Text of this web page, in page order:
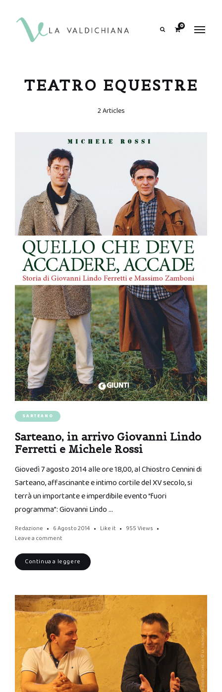
0
TEATRO EQUESTRE
2 Articles
SARTEANO
Sarteano, in arrivo Giovanni Lindo
Ferretti e Michele Rossi
Giovedì 7 agosto 2014 alle ore 18,00, al Chiostro Cennini di
Sarteano, affascinante e intimo cortile del XV secolo, si
terrà un importante e imperdibile evento “fuori
programma”: Giovanni Lindo …
Redazione 6 Agosto 2014 Like it 955 Views
Leave a comment
Continua a leggere